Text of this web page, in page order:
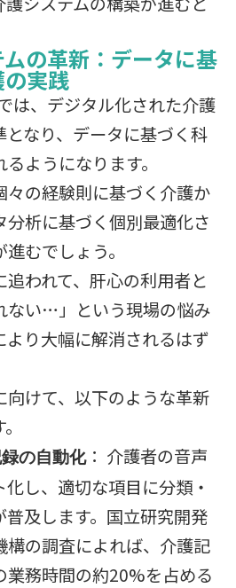
の革新：データに基
実践
は、デジタル化された介護
なり、データに基づく科
ようになります。
々の経験則に基づく介護か
分析に基づく個別最適化さ
むでしょう。
追われて、肝心の利用者と
ない…」という現場の悩み
り大幅に解消されるはず
けて、以下のような革新
の自動化： 介護者の音声
し、適切な項目に分類・
及します。国立研究開発
構の調査によれば、介護記
業務時間の約20%を占める